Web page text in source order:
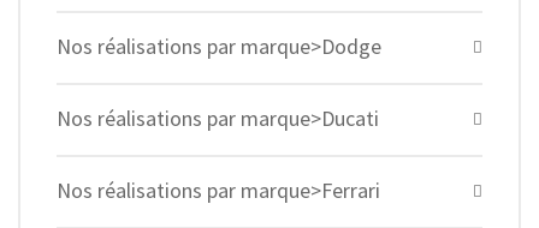
Nos réalisations par marque>Dodge
Nos réalisations par marque>Ducati
Nos réalisations par marque>Ferrari